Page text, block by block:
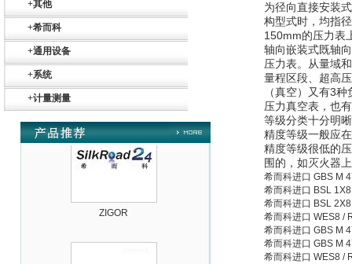
+其他
+希而科
+通用设备
+系统
+计量测量
ZIGOR
为径向直接安装
构型式时，均指
150mm的压力表
轴向嵌装式既轴
压力表。从量域
量程区段、超高
（真空）又有3
压力真空表，也
等级分类十分明
精度等级一般应
精度等级很低的
围的，如灭火器
希而科进口 GBS M
希而科进口 BSL
希而科进口 BSL
希而科进口 WES8 /
希而科进口 GBS M
希而科进口 GBS M
希而科进口 WES8 /